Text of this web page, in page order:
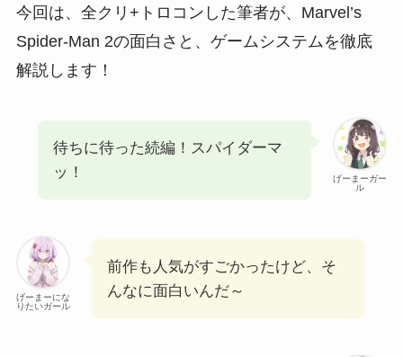
今回は、全クリ+トロコンした筆者が、Marvel’s
Spider-Man 2の面白さと、ゲームシステムを徹底
解説します！
げーまーガー
ル
待ちに待った続編！スパイダーマ
ッ！
げーまーにな
りたいガール
前作も人気がすごかったけど、そ
んなに面白いんだ～